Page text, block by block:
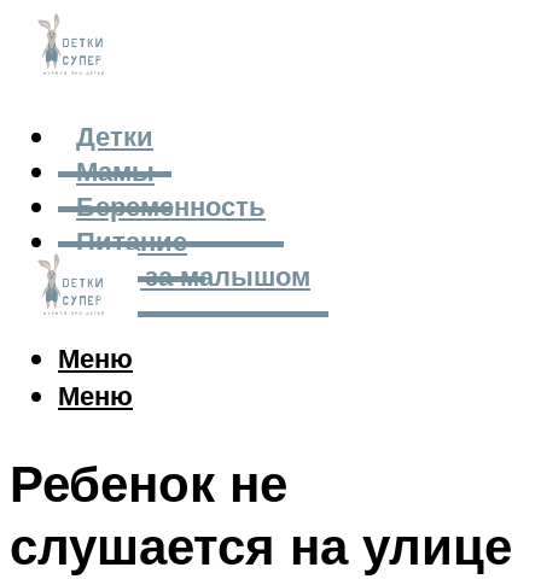
Детки
Мамы
Беременность
Питание
Уход за малышом
Меню
Меню
Ребенок не
слушается на улице